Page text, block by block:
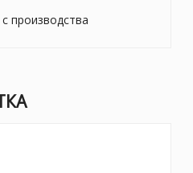
производства